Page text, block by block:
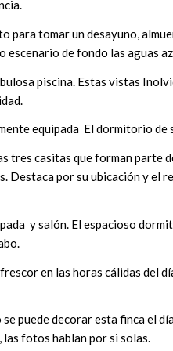
tomar un desayuno,
escenario de fondo las aguas
piscina. Estas vistas
equipada El dormitorio de
tres casitas que forman parte
Destaca por su ubicación y el
y salón. El espacioso
en las horas cálidas del
puede decorar esta finca el
fotos hablan por si solas.